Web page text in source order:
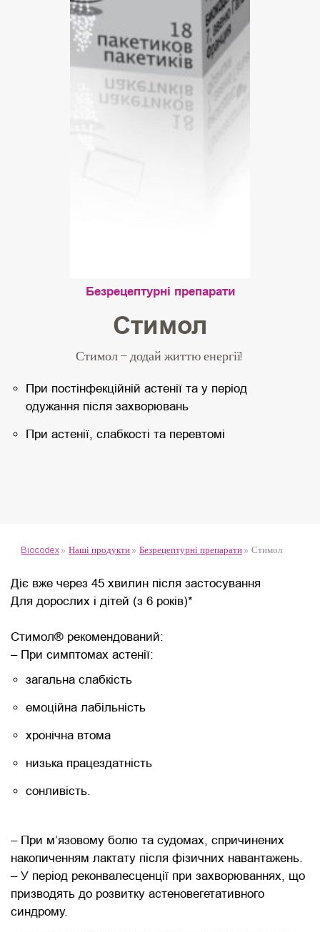
Безрецептурні препарати
Стимол
Стимол – додай життю енергії!
При постінфекційній астенії та у період
одужання після захворювань
При астенії, слабкості та перевтомі
Biocodex » Наші продукти » Безрецептурні препарати » Стимол
Діє вже через 45 хвилин після застосування
Для дорослих і дітей (з 6 років)*
Стимол® рекомендований:
– При симптомах астенії:
загальна слабкість
емоційна лабільність
хронічна втома
низька працездатність
сонливість.
– При м’язовому болю та судомах, спричинених
накопиченням лактату після фізичних навантажень.
– У період реконвалесценції при захворюваннях, що
призводять до розвитку астеновегетативного
синдрому.